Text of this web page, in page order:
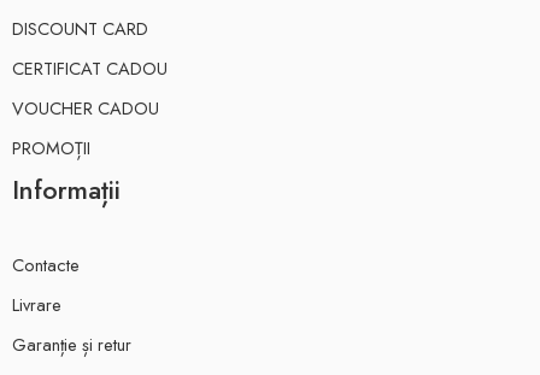
DISCOUNT CARD
CERTIFICAT CADOU
VOUCHER CADOU
PROMOȚII
Informații
Contacte
Livrare
Garanție și retur